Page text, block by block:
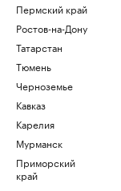
Пермский край
Ростов-на-Дону
Татарстан
Тюмень
Черноземье
Кавказ
Карелия
Мурманск
Приморский
край